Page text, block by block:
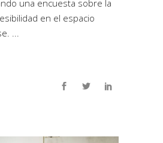
una encuesta sobre la
en el espacio